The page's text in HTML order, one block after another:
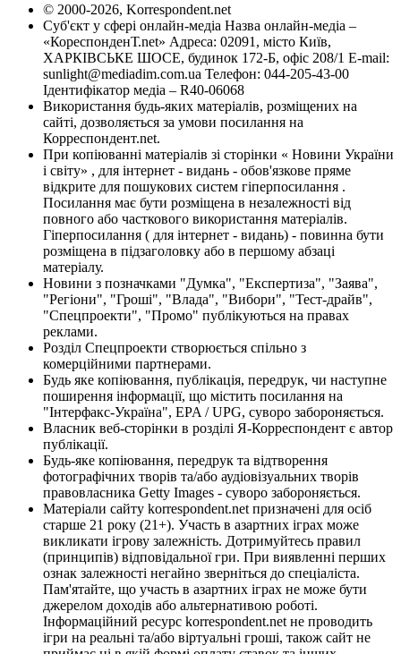
© 2000-2026, Korrespondent.net
Суб'єкт у сфері онлайн-медіа Назва онлайн-медіа –
«КореспонденТ.net» Адреса: 02091, місто Київ,
ХАРКІВСЬКЕ ШОСЕ, будинок 172-Б, офіс 208/1 E-mail:
sunlight@mediadim.com.ua Телефон: 044-205-43-00
Ідентифікатор медіа – R40-06068
Використання будь-яких матеріалів, розміщених на
сайті, дозволяється за умови посилання на
Корреспондент.net.
При копіюванні матеріалів зі сторінки « Новини України
і світу» , для інтернет - видань - обов'язкове пряме
відкрите для пошукових систем гіперпосилання .
Посилання має бути розміщена в незалежності від
повного або часткового використання матеріалів.
Гіперпосилання ( для інтернет - видань) - повинна бути
розміщена в підзаголовку або в першому абзаці
матеріалу.
Новини з позначками "Думка", "Експертиза", "Заява",
"Регіони", "Гроші", "Влада", "Вибори", "Тест-драйв",
"Спецпроекти", "Промо" публікуються на правах
реклами.
Розділ Спецпроекти створюється спільно з
комерційними партнерами.
Будь яке копіювання, публікація, передрук, чи наступне
поширення інформації, що містить посилання на
"Інтерфакс-Україна", EPA / UPG, суворо забороняється.
Власник веб-сторінки в розділі Я-Корреспондент є автор
публікації.
Будь-яке копіювання, передрук та відтворення
фотографічних творів та/або аудіовізуальних творів
правовласника Getty Images - суворо забороняється.
Матеріали сайту korrespondent.net призначені для осіб
старше 21 року (21+). Участь в азартних іграх може
викликати ігрову залежність. Дотримуйтесь правил
(принципів) відповідальної гри. При виявленні перших
ознак залежності негайно зверніться до спеціаліста.
Пам'ятайте, що участь в азартних іграх не може бути
джерелом доходів або альтернативою роботі.
Інформаційний ресурс korrespondent.net не проводить
ігри на реальні та/або віртуальні гроші, також сайт не